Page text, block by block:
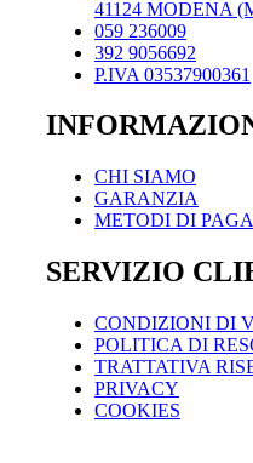
41124 MODENA
059 236009
392 9056692
P.IVA 03537900361
CHI SIAMO
GARANZIA
METODI DI
SERVIZIO
CONDIZIONI DI
POLITICA DI
TRATTATIVA
PRIVACY
COOKIES